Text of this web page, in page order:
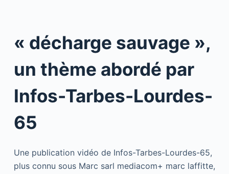
« décharge sauvage »,
un thème abordé par
Infos-Tarbes-Lourdes-
65
Une publication vidéo de Infos-Tarbes-Lourdes-65,
plus connu sous Marc sarl mediacom+ marc laffitte,